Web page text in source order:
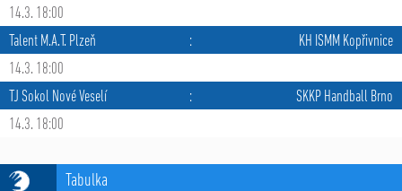
14.3. 18:00
Talent M.A.T. Plzeň
:
KH ISMM Kopřivnice
14.3. 18:00
TJ Sokol Nové Veselí
:
SKKP Handball Brno
14.3. 18:00
Tabulka